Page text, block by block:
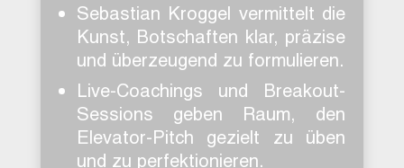
Sebastian Kroggel vermittelt die
Kunst, Botschaften klar, präzise
und überzeugend zu formulieren.
Live-Coachings und Breakout-
Sessions geben Raum, den
Elevator-Pitch gezielt zu üben
und zu perfektionieren.